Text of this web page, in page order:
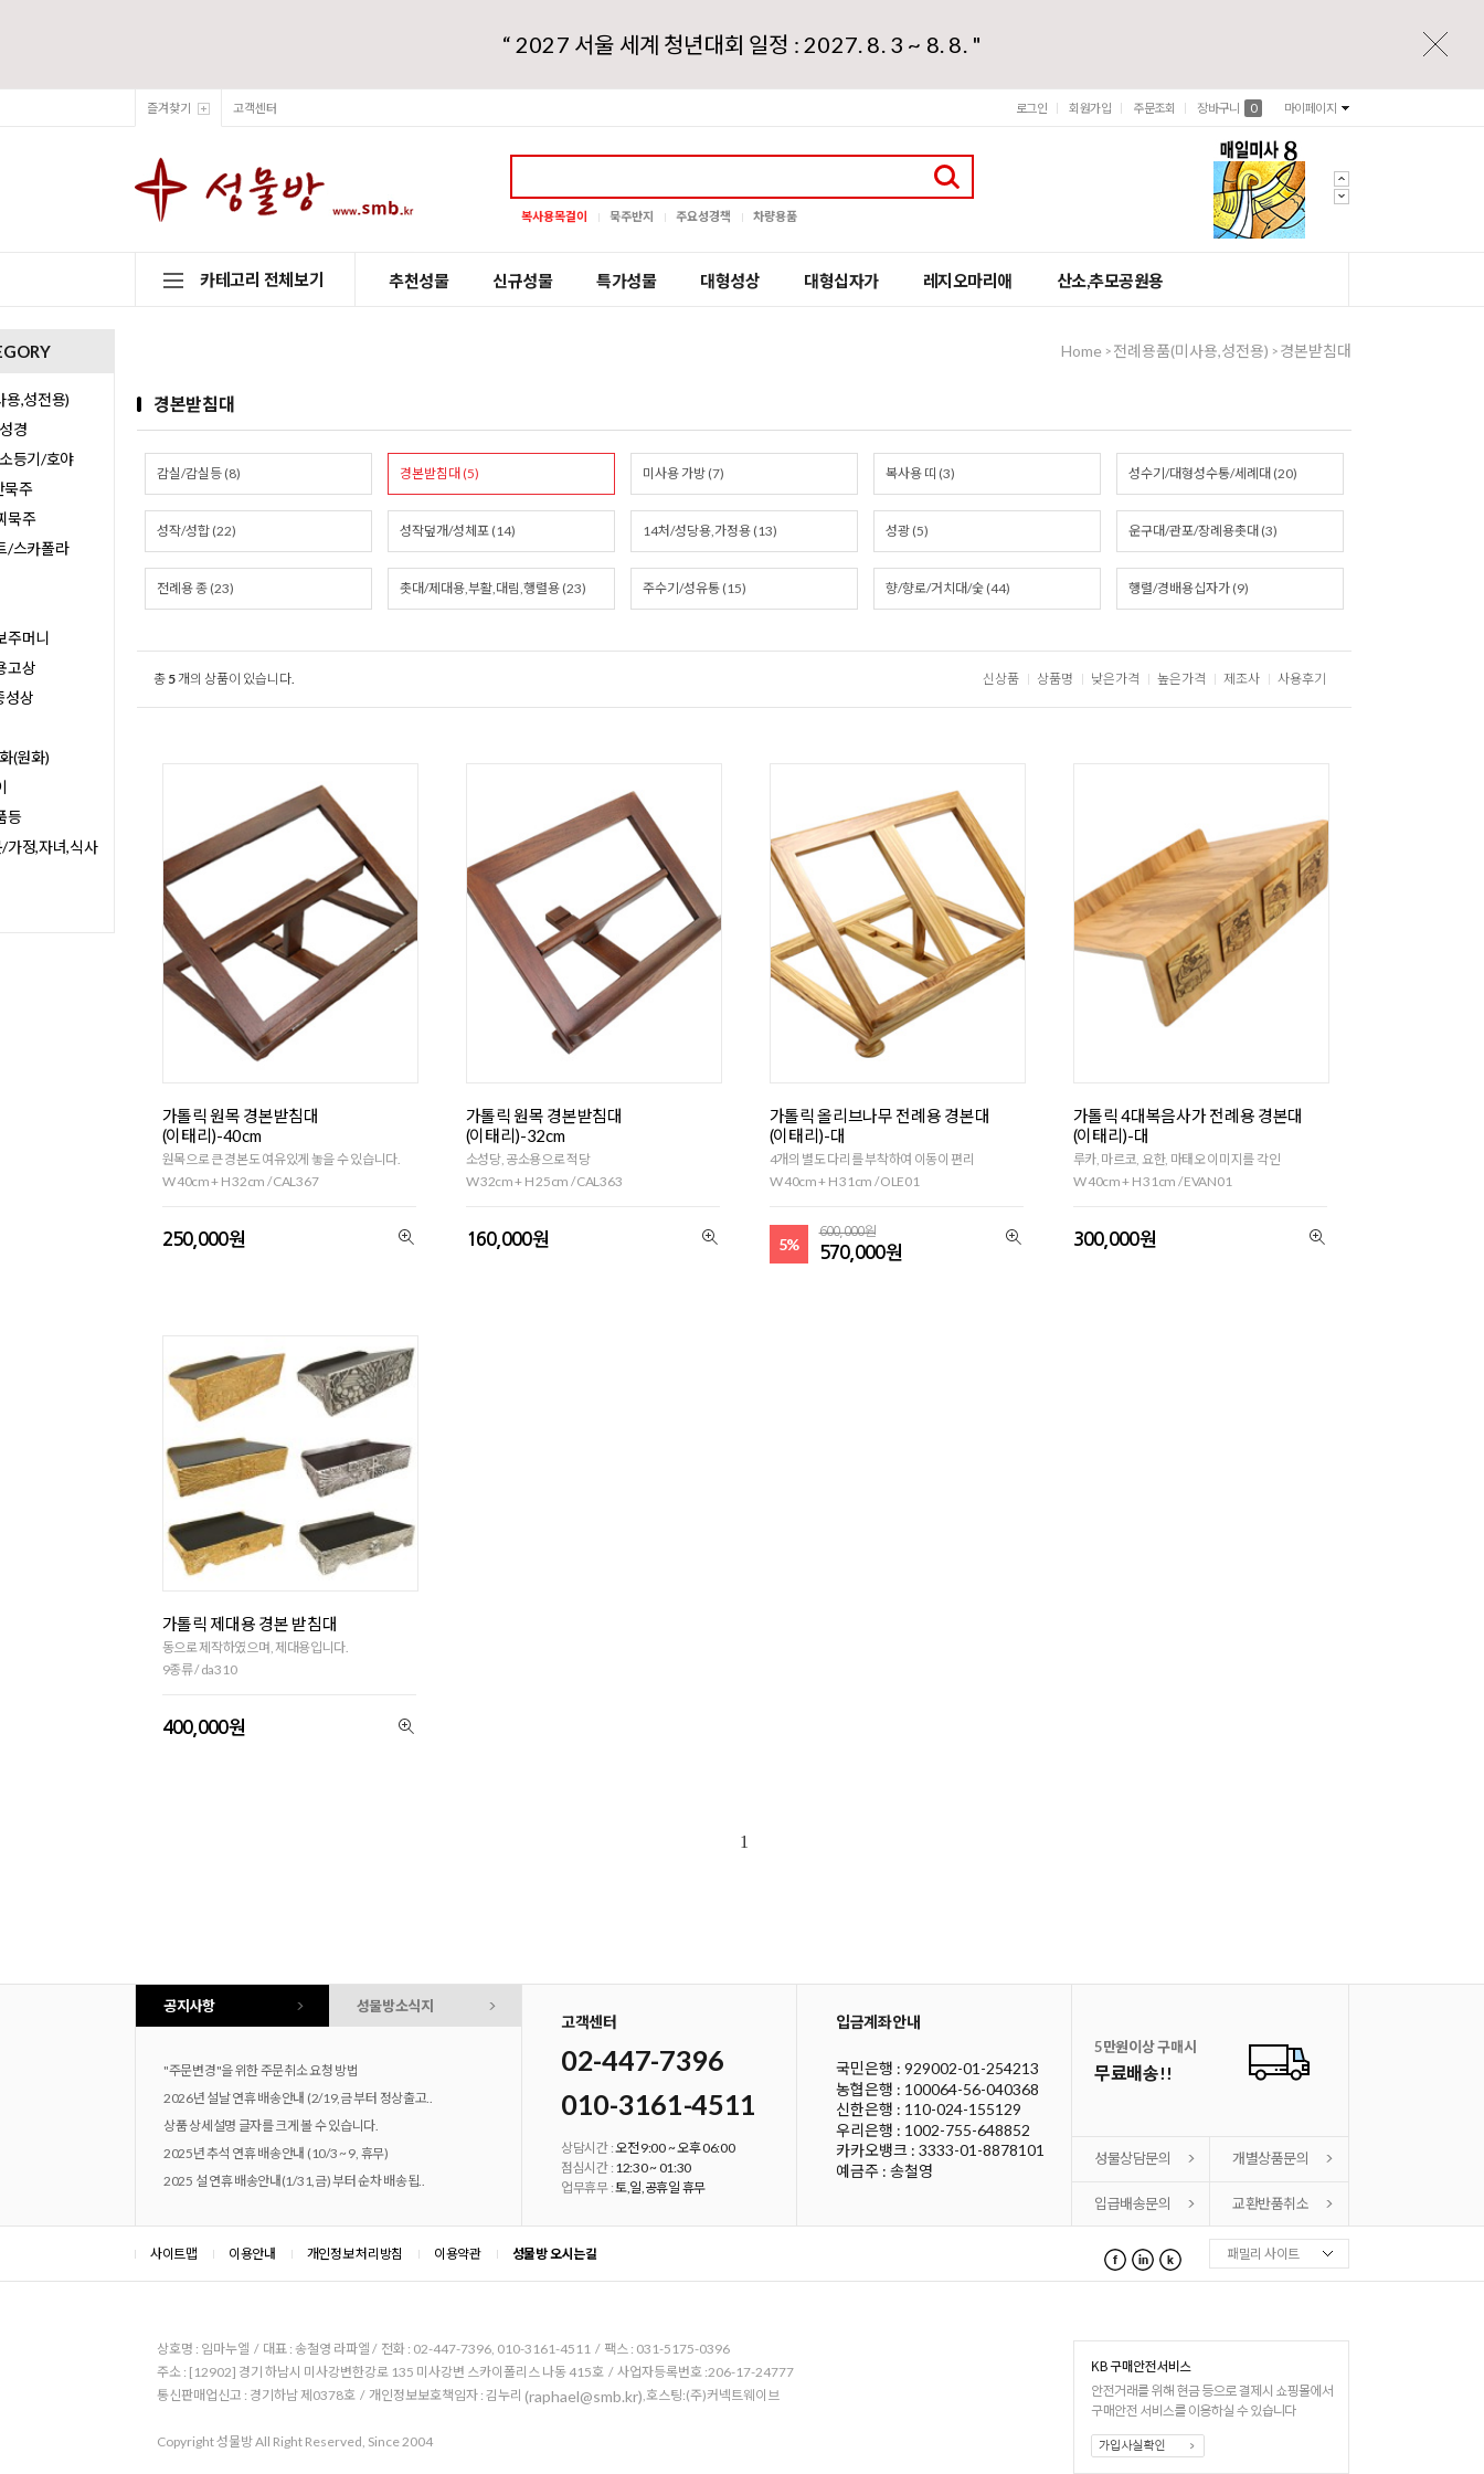
“ 2027 서울 세계 청년대회 일정 : 2027. 8. 3 ~ 8. 8. "
즐겨찾기 고객센터 로그인 회원가입 주문조회 장바구니 0 마이페이지
복사용목걸이 묵주반지 주요성경책 차량용품
카테고리 전체보기 추천성물 신규성물 특가성물 대형성상 대형십자가 레지오마리애 산소,추모공원용
용,성전용)
경
등기/호야
주
묵주
/스카폴라
주머니
고상
성상
(원화)
등
가정,자녀,식사
Home > 전례용품(미사용,성전용) > 경본받침대
경본받침대
감실/감실등 (8) 경본받침대 (5) 미사용 가방 (7) 복사용 띠 (3) 성수기/대형성수통/세례대 (20)
성작/성합 (22) 성작덮개/성체포 (14) 14처/성당용,가정용 (13) 성광 (5) 운구대/관포/장례용촛대 (3)
전례용 종 (23) 촛대/제대용,부활,대림,행렬용 (23) 주수기/성유통 (15) 향/향로/거치대/숯 (44) 행렬/경배용십자가 (9)
총 5 개의 상품이 있습니다. 신상품 상품명 낮은가격 높은가격 제조사 사용후기
가톨릭 원목 경본받침대
(이태리)-40cm
원목으로 큰 경본도 여유있게 놓을 수 있습니다.
W 40cm + H 32cm / CAL367
250,000원
가톨릭 원목 경본받침대
(이태리)-32cm
소성당, 공소용으로 적당
W 32cm + H 25cm / CAL363
160,000원
가톨릭 올리브나무 전례용 경본대
(이태리)-대
4개의 별도 다리를 부착하여 이동이 편리
W 40cm + H 31cm / OLE01
5%
600,000원
570,000원
가톨릭 4대복음사가 전례용 경본대
(이태리)-대
루카, 마르코, 요한, 마태오 이미지를 각인
W 40cm + H 31cm / EVAN01
300,000원
가톨릭 제대용 경본 받침대
동으로 제작하였으며, 제대용입니다.
9종류 / da310
400,000원
1
공지사항 성물방소식지
"주문변경"을 위한 주문취소 요청 방법
2026년 설날 연휴 배송안내 (2/19,금 부터 정상출고..
상품 상세설명 글자를 크게 볼 수 있습니다.
2025년 추석 연휴 배송안내 (10/3 ~ 9, 휴무)
2025 설 연휴 배송안내(1/31,금) 부터 순차 배송됩..
고객센터
02-447-7396
010-3161-4511
상담시간 :오전 9:00 ~ 오후 06:00
점심시간 : 12:30 ~ 01:30
업무휴무 :토,일,공휴일 휴무
입금계좌안내
국민은행 : 929002-01-254213
농협은행 : 100064-56-040368
신한은행 : 110-024-155129
우리은행 : 1002-755-648852
카카오뱅크 : 3333-01-8878101
예금주 : 송철영
5만원이상 구매시
무료배송!!
성물상담문의 개별상품문의
입급배송문의 교환반품취소
사이트맵 이용안내 개인정보 처리방침 이용약관 성물방 오시는길 패밀리 사이트
상호명 : 임마누엘 / 대표 : 송철영 라파엘 / 전화 : 02-447-7396, 010-3161-4511 / 팩스 : 031-5175-0396
주소 : [12902] 경기 하남시 미사강변한강로 135 미사강변 스카이폴리스 나동 415호 / 사업자등록번호 :206-17-24777
통신판매업신고 : 경기하남 제0378호 / 개인정보보호책임자 : 김누리 (raphael@smb.kr),호스팅:(주)커넥트웨이브
Copyright 성물방 All Right Reserved, Since 2004